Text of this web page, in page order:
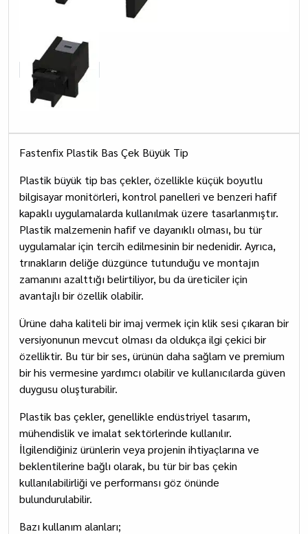
Fastenfix Plastik Bas Çek Büyük Tip
Plastik büyük tip bas çekler, özellikle küçük boyutlu
bilgisayar monitörleri, kontrol panelleri ve benzeri hafif
kapaklı uygulamalarda kullanılmak üzere tasarlanmıştır.
Plastik malzemenin hafif ve dayanıklı olması, bu tür
uygulamalar için tercih edilmesinin bir nedenidir. Ayrıca,
trınakların deliğe düzgünce tutunduğu ve montajın
zamanını azalttığı belirtiliyor, bu da üreticiler için
avantajlı bir özellik olabilir.
Ürüne daha kaliteli bir imaj vermek için klik sesi çıkaran bir
versiyonunun mevcut olması da oldukça ilgi çekici bir
özelliktir. Bu tür bir ses, ürünün daha sağlam ve premium
bir his vermesine yardımcı olabilir ve kullanıcılarda güven
duygusu oluşturabilir.
Plastik bas çekler, genellikle endüstriyel tasarım,
mühendislik ve imalat sektörlerinde kullanılır.
İlgilendiğiniz ürünlerin veya projenin ihtiyaçlarına ve
beklentilerine bağlı olarak, bu tür bir bas çekin
kullanılabilirliği ve performansı göz önünde
bulundurulabilir.
Bazı kullanım alanları;